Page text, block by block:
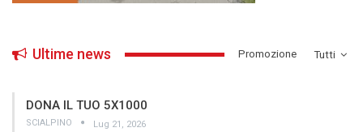
Tutti
Ultime news ­Promozione
DONA IL TUO 5X1000
SCIALPINO Lug 21, 2026